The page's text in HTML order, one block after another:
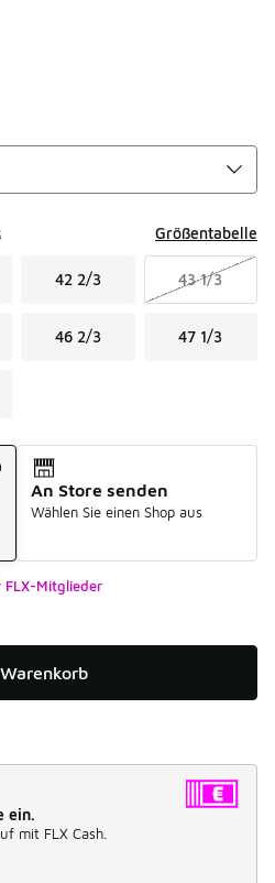
Größentabelle
42 2/3 43 1/3
46 2/3 47 1/3
An Store senden
Wählen Sie einen Shop aus
Mitglieder
ein.
mit FLX Cash.